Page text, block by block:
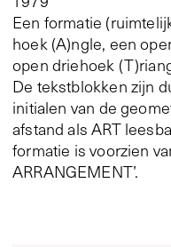
Een formatie
hoek (A)ngle, een
open driehoek
De tekstblokken zijn
initialen van de
afstand als ART
formatie is voorzien
ARRANGEMENT’.